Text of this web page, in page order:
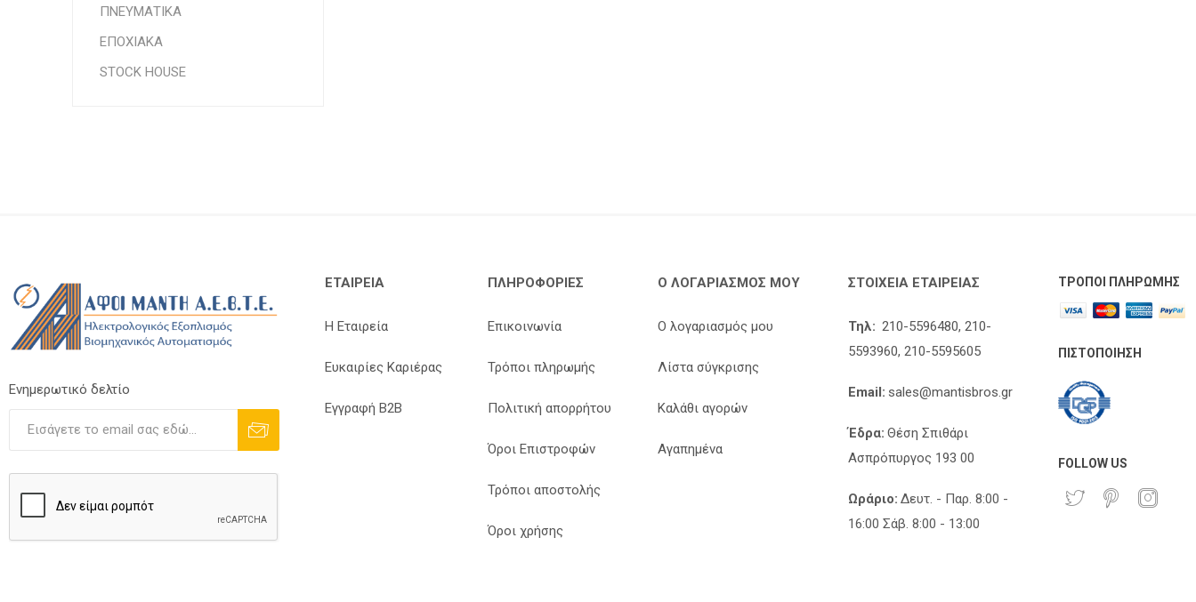
ΠΝΕΥΜΑΤΙΚΑ
ΕΠΟΧΙΑΚΑ
STOCK HOUSE
Ενημερωτικό δελτίο
ΕΤΑΙΡΕΊΑ
Η Εταιρεία
Ευκαιρίες Καριέρας
Εγγραφή B2B
ΠΛΗΡΟΦΟΡΊΕΣ
Επικοινωνία
Τρόποι πληρωμής
Πολιτική απορρήτου
Όροι Επιστροφών
Τρόποι αποστολής
Όροι χρήσης
Ο ΛΟΓΑΡΙΑΣΜΌΣ ΜΟΥ
Ο λογαριασμός μου
Λίστα σύγκρισης
Καλάθι αγορών
Αγαπημένα
ΣΤΟΙΧΕΊΑ ΕΤΑΙΡΕΊΑΣ
Τηλ: 210-5596480, 210-
5593960, 210-5595605
Email: sales@mantisbros.gr
Έδρα: Θέση Σπιθάρι
Ασπρόπυργος 193 00
Ωράριο: Δευτ. - Παρ. 8:00 -
16:00 Σάβ. 8:00 - 13:00
ΤΡΌΠΟΙ ΠΛΗΡΩΜΉΣ
ΠΙΣΤΟΠΟΊΗΣΗ
FOLLOW US